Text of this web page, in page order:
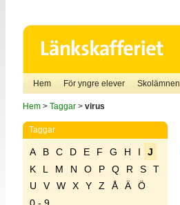
Hem För yngre elever Skolämnen
Hem> Taggar> virus
Taggar
A B C D E F G H I
J
K
L M N O P Q R S
T
U
V W X Y Z Å Ä
Ö
0 - 9